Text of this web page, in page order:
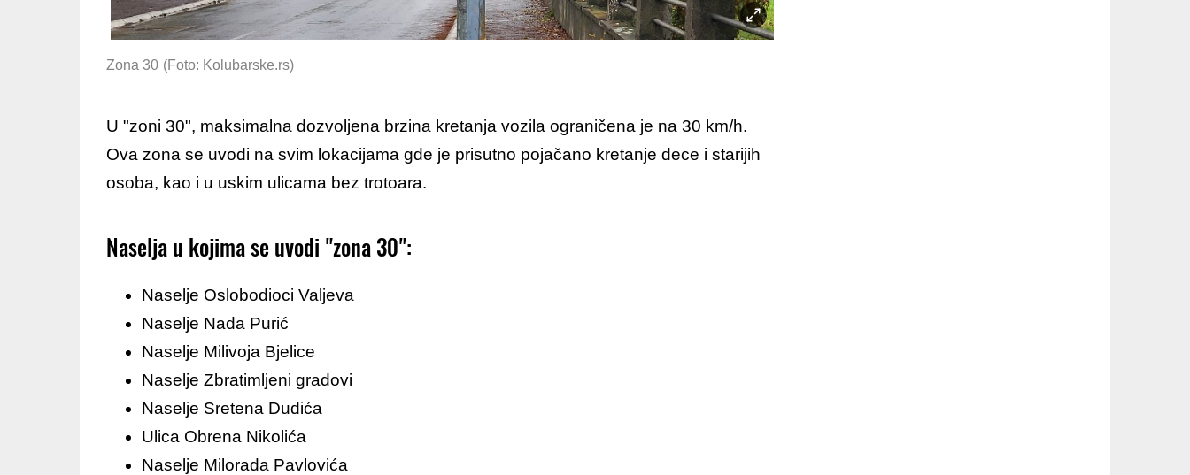
Zona 30 (Foto: Kolubarske.rs)
U "zoni 30", maksimalna dozvoljena brzina kretanja vozila ograničena je na 30 km/h.
Ova zona se uvodi na svim lokacijama gde je prisutno pojačano kretanje dece i starijih
osoba, kao i u uskim ulicama bez trotoara.
Naselja u kojima se uvodi "zona 30":
Naselje Oslobodioci Valjeva
Naselje Nada Purić
Naselje Milivoja Bjelice
Naselje Zbratimljeni gradovi
Naselje Sretena Dudića
Ulica Obrena Nikolića
Naselje Milorada Pavlovića